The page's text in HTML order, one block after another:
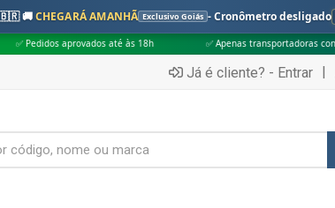
🚚CHEGARÁ AMANHÃ Exclusivo Goiás - Cronômetro desligado
18h ✅ Apenas transportadoras conveniadas (Grupo G5)
Já é cliente? - Entrar |